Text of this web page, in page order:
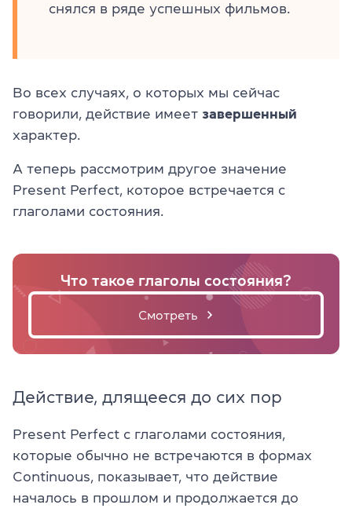
снялся в ряде успешных фильмов.
Во всех случаях, о которых мы сейчас
говорили, действие имеет завершенный
характер.
А теперь рассмотрим другое значение
Present Perfect, которое встречается с
глаголами состояния.
Что такое глаголы состояния?
Смотреть
Действие, длящееся до сих пор
Present Perfect c глаголами состояния,
которые обычно не встречаются в формах
Continuous, показывает, что действие
началось в прошлом и продолжается до